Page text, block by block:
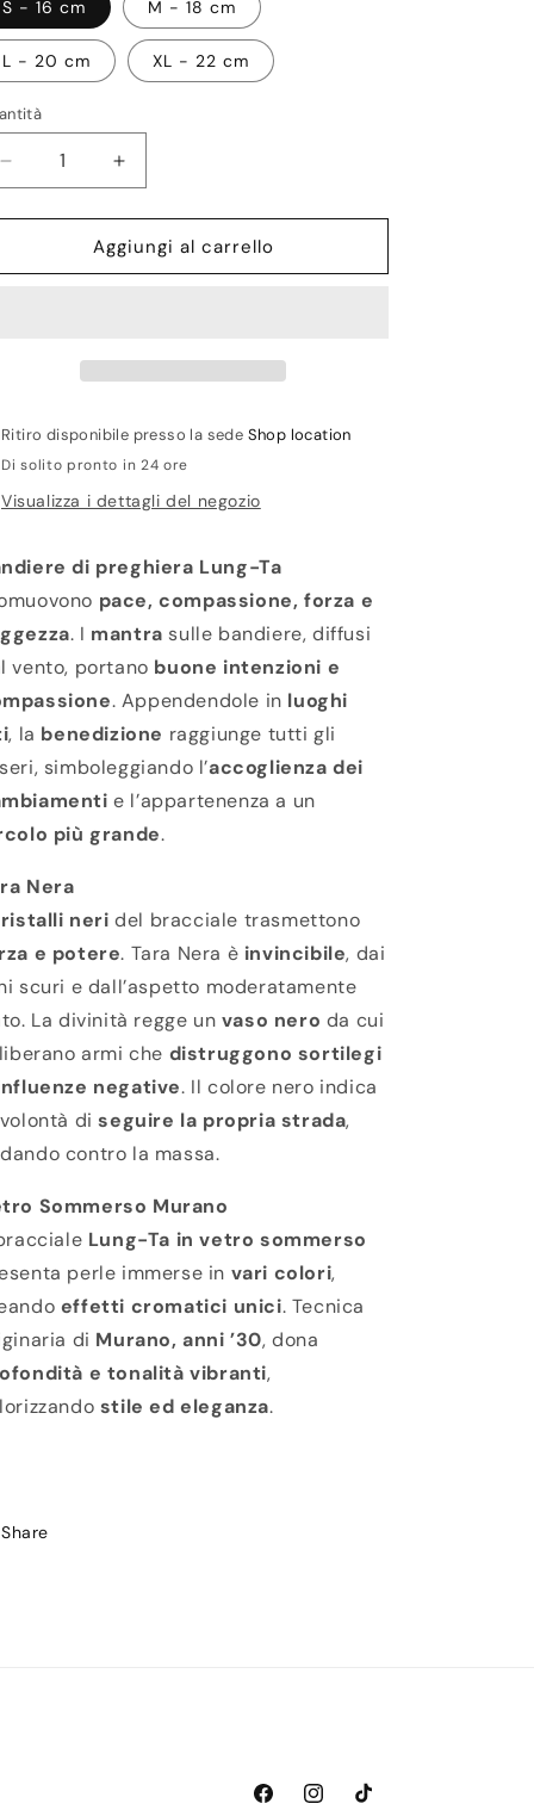
S - 16 cm M - 18 cm
L - 20 cm XL - 22 cm
Diminuisci
quantità
per
Ta
Aumenta
quantità
per
Lung-
Ta
Aggiungi al carrello
Ritiro disponibile presso la sede Shop location
Di solito pronto in 24 ore
Visualizza i dettagli del negozio
di preghiera Lung-Ta
pace, compassione, forza e
. I mantra sulle bandiere, diffusi
vento, portano buone intenzioni e
. Appendendole in luoghi
, la benedizione raggiunge tutti gli
simboleggiando l’accoglienza dei
e l’appartenenza a un
più grande.
Nera
neri del bracciale trasmettono
e potere. Tara Nera è invincibile, dai
scuri e dall’aspetto moderatamente
La divinità regge un vaso nero da cui
armi che distruggono sortilegi
negative. Il colore nero indica
diseguire la propria strada,
contro la massa.
Sommerso Murano
Lung-Ta in vetro sommerso
perle immerse in vari colori,
effetti cromatici unici. Tecnica
di Murano, anni ’30, dona
e tonalità vibranti,
stile ed eleganza.
Share
FacebookInstagramTikTok